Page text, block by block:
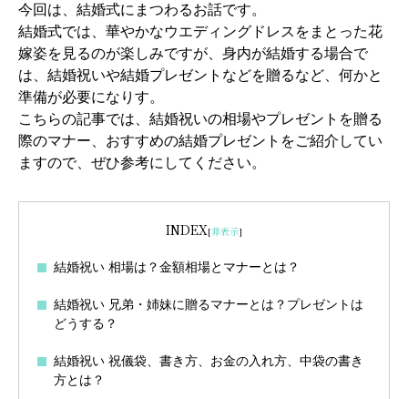
今回は、結婚式にまつわるお話です。
結婚式では、華やかなウエディングドレスをまとった花
嫁姿を見るのが楽しみですが、身内が結婚する場合で
は、結婚祝いや結婚プレゼントなどを贈るなど、何かと
準備が必要になりす。
こちらの記事では、結婚祝いの相場やプレゼントを贈る
際のマナー、おすすめの結婚プレゼントをご紹介してい
ますので、ぜひ参考にしてください。
INDEX[非表示]
結婚祝い 相場は？金額相場とマナーとは？
結婚祝い 兄弟・姉妹に贈るマナーとは？プレゼントは
どうする？
結婚祝い 祝儀袋、書き方、お金の入れ方、中袋の書き
方とは？